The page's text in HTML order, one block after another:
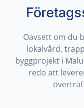
Oavsett om du
lokalvård,
byggprojekt i
redo att